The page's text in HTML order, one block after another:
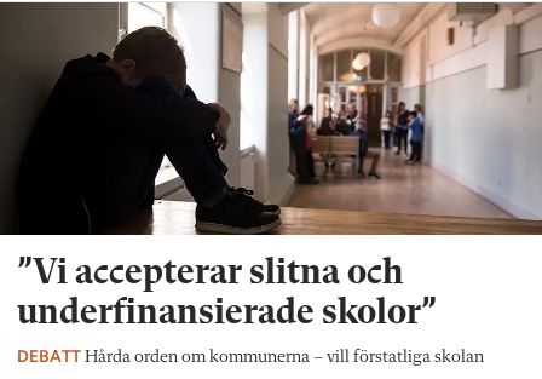
”Vi accepterar slitna och
underfinansierade skolor”
DEBATT Hårda orden om kommunerna – vill förstatliga skolan